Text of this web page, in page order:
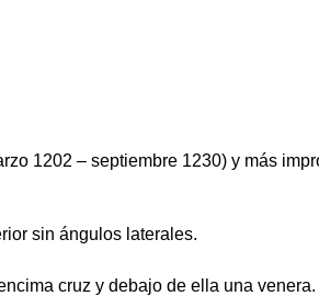
1202 – septiembre 1230) y más
sin ángulos laterales.
cruz y debajo de ella una venera.